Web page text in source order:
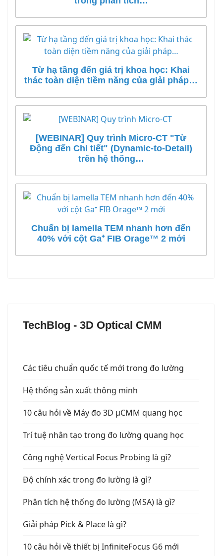
Từ hạ tầng đến giá trị khoa học: Khai
thác toàn diện tiềm năng của giải pháp…
[WEBINAR] Quy trình Micro-CT "Từ
Động đến Chi tiết" (Dynamic-to-Detail)
trên hệ thống…
Chuẩn bị lamella TEM nhanh hơn đến
40% với cột Ga⁺ FIB Orage™ 2 mới
TechBlog - 3D Optical CMM
Các tiêu chuẩn quốc tế mới trong đo lường
Hệ thống sản xuất thông minh
10 câu hỏi về Máy đo 3D µCMM quang học
Trí tuệ nhân tạo trong đo lường quang học
Công nghệ Vertical Focus Probing là gì?
Độ chính xác trong đo lường là gì?
Phân tích hệ thống đo lường (MSA) là gì?
Giải pháp Pick & Place là gì?
10 câu hỏi về thiết bị InfiniteFocus G6 mới